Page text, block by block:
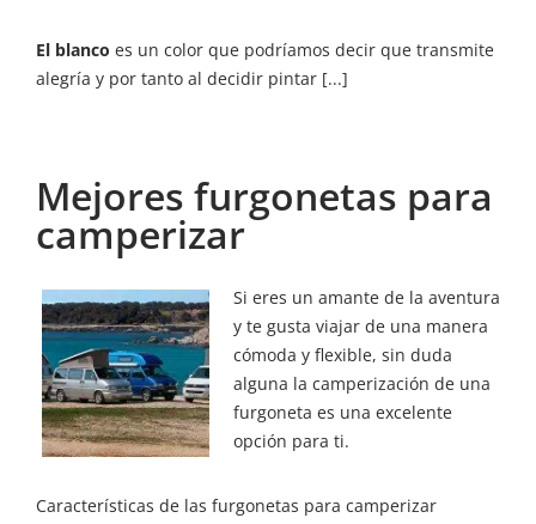
El blanco es un color que podríamos decir que transmite
alegría y por tanto al decidir pintar [...]
Mejores furgonetas para
camperizar
Si eres un amante de la aventura
y te gusta viajar de una manera
cómoda y flexible, sin duda
alguna la camperización de una
furgoneta es una excelente
opción para ti.
Características de las furgonetas para camperizar